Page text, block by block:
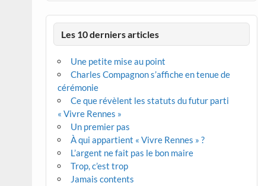
Les 10 derniers articles
Une petite mise au point
Charles Compagnon s’affiche en tenue de
cérémonie
Ce que révèlent les statuts du futur parti
« Vivre Rennes »
Un premier pas
À qui appartient « Vivre Rennes » ?
L’argent ne fait pas le bon maire
Trop, c’est trop
Jamais contents